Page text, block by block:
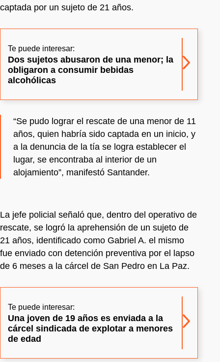
captada por un sujeto de 21 años.
Te puede interesar:
Dos sujetos abusaron de una menor; la
obligaron a consumir bebidas
alcohólicas
“Se pudo lograr el rescate de una menor de 11
años, quien habría sido captada en un inicio, y
a la denuncia de la tía se logra establecer el
lugar, se encontraba al interior de un
alojamiento”, manifestó Santander.
La jefe policial señaló que, dentro del operativo de
rescate, se logró la aprehensión de un sujeto de
21 años, identificado como Gabriel A. el mismo
fue enviado con detención preventiva por el lapso
de 6 meses a la cárcel de San Pedro en La Paz.
Te puede interesar:
Una joven de 19 años es enviada a la
cárcel sindicada de explotar a menores
de edad